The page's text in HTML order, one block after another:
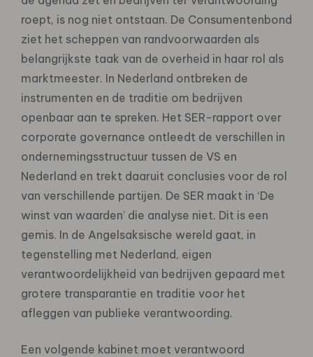
roept, is nog niet ontstaan. De Consumentenbond
ziet het scheppen van randvoorwaarden als
belangrijkste taak van de overheid in haar rol als
marktmeester. In Nederland ontbreken de
instrumenten en de traditie om bedrijven
openbaar aan te spreken. Het SER-rapport over
corporate governance ontleedt de verschillen in
ondernemingsstructuur tussen de VS en
Nederland en trekt daaruit conclusies voor de rol
van verschillende partijen. De SER maakt in ‘De
winst van waarden’ die analyse niet. Dit is een
gemis. In de Angelsaksische wereld gaat, in
tegenstelling met Nederland, eigen
verantwoordelijkheid van bedrijven gepaard met
grotere transparantie en traditie voor het
afleggen van publieke verantwoording.
Een volgende kabinet moet verantwoord